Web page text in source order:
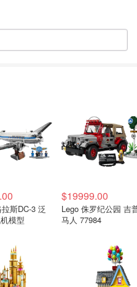
斯DC-3 泛
模型
$19999.00
Lego 侏罗纪公园 吉
马人 77984